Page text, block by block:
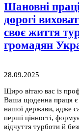
Шановні
дорогі
своє життя
громадян
28.09.2025
Щиро вітаю вас із
Ваша щоденна праця є
нашої держави, адже
перші цінності,
відчуття турботи й